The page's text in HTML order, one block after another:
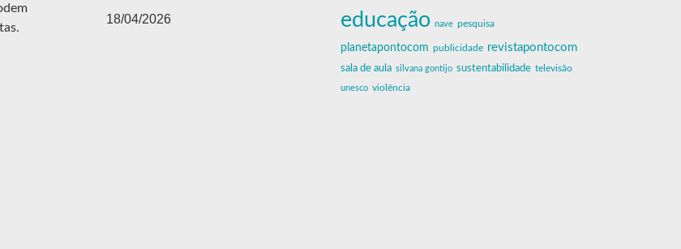
18/04/2026
educação nave pesquisa
planetapontocom publicidade revistapontocom
sala de aula silvana gontijo sustentabilidade televisão
unesco violência